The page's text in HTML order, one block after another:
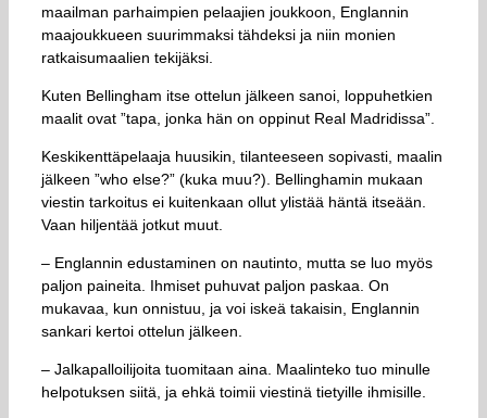
maailman parhaimpien pelaajien joukkoon, Englannin
maajoukkueen suurimmaksi tähdeksi ja niin monien
ratkaisumaalien tekijäksi.
Kuten Bellingham itse ottelun jälkeen sanoi, loppuhetkien
maalit ovat ”tapa, jonka hän on oppinut Real Madridissa”.
Keskikenttäpelaaja huusikin, tilanteeseen sopivasti, maalin
jälkeen ”who else?” (kuka muu?). Bellinghamin mukaan
viestin tarkoitus ei kuitenkaan ollut ylistää häntä itseään.
Vaan hiljentää jotkut muut.
– Englannin edustaminen on nautinto, mutta se luo myös
paljon paineita. Ihmiset puhuvat paljon paskaa. On
mukavaa, kun onnistuu, ja voi iskeä takaisin, Englannin
sankari kertoi ottelun jälkeen.
– Jalkapalloilijoita tuomitaan aina. Maalinteko tuo minulle
helpotuksen siitä, ja ehkä toimii viestinä tietyille ihmisille.